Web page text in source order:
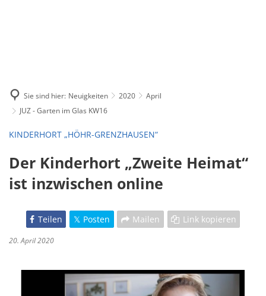
Sie sind hier: Neuigkeiten 2020
April
JUZ - Garten im Glas KW16
KINDERHORT „HÖHR-GRENZHAUSEN“
Der Kinderhort „Zweite Heimat“
ist inzwischen online
Teilen Posten Mailen Link kopieren
20. April 2020